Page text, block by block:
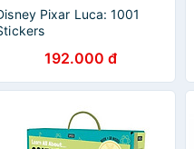
Pixar Luca: 1001
192.000 đ